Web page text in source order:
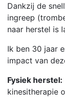
Dankzij de
ingreep
naar herstel is
​Ik ben 30 jaar
impact van
Fysiek herstel:
kinesitherapie